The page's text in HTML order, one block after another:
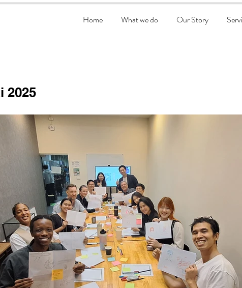
Home What we do Our Story
2025